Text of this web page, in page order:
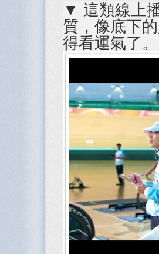
▼ 這類線上
質，像底下
得看運氣了。